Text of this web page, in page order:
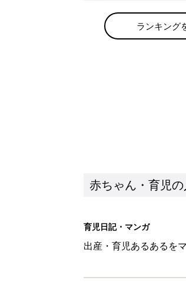
ランキング
赤ちゃん・育児
育児日記・マンガ
出産・育児あるあるを